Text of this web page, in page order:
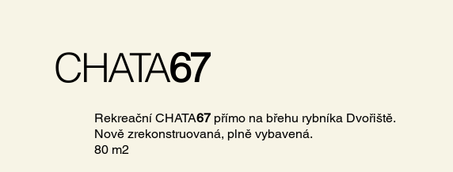
CHATA67
Rekreační CHATA67 přímo na břehu rybníka Dvořiště.
Nově zrekonstruovaná, plně vybavená.
80 m2